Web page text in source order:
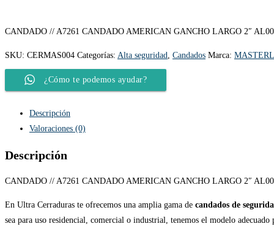
CANDADO // A7261 CANDADO AMERICAN GANCHO LARGO 2″
SKU: CERMAS004 Categorías: Alta seguridad Candados Marca:
¿Cómo te podemos ayudar?
Descripción
Valoraciones (0)
Descripción
CANDADO // A7261 CANDADO AMERICAN GANCHO LARGO 2″
En Ultra Cerraduras te ofrecemos una amplia gama de candados de
sea para uso residencial, comercial o industrial, tenemos el modelo